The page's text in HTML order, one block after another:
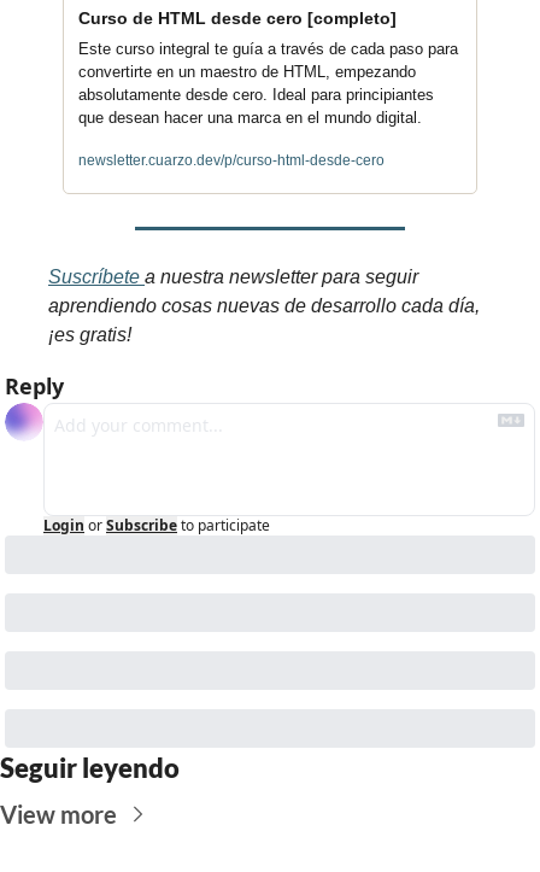
Curso de HTML desde cero [completo]
Este curso integral te guía a través de cada paso para
convertirte en un maestro de HTML, empezando
absolutamente desde cero. Ideal para principiantes
que desean hacer una marca en el mundo digital.
newsletter.cuarzo.dev/p/curso-html-desde-cero
Suscríbete a nuestra newsletter para seguir
aprendiendo cosas nuevas de desarrollo cada día,
¡es gratis!
Reply
Login orSubscribeto participate
Seguir leyendo
View more